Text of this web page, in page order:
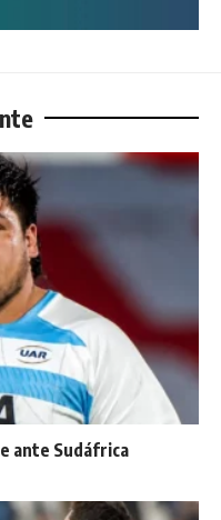
ante Sudáfrica